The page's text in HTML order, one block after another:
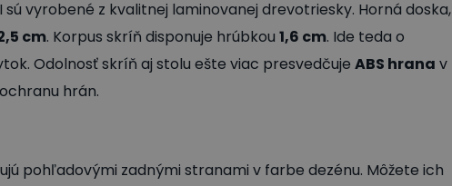
sú vyrobené z kvalitnej laminovanej drevotriesky. Horná doska,
cm. Korpus skríň disponuje hrúbkou 1,6 cm. Ide teda o
Odolnosť skríň aj stolu ešte viac presvedčuje ABS hrana v
hrán.
pohľadovými zadnými stranami v farbe dezénu. Môžete ich